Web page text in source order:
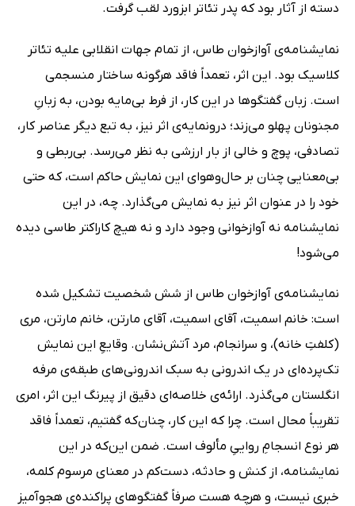
دسته از آثار بود که پدر تئاتر ابزورد لقب گرفت.
نمایشنامه‌ی آوازخوان طاس، از تمام جهات انقلابی علیه تئاتر
کلاسیک بود. این اثر، تعمداً فاقد هرگونه ساختار منسجمی
است. زبان گفتگوها در این کار، از فرط بی‌مایه بودن، به زبانِ
مجنونان پهلو می‌زند؛ درونمایه‌ی اثر نیز، به تبع دیگر عناصر کار،
تصادفی، پوچ و خالی از بار ارزشی به نظر می‌رسد. بی‌ربطی و
بی‌معنایی چنان بر حال‌وهوای این نمایش حاکم است، که حتی
خود را در عنوان اثر نیز به نمایش می‌گذارد. چه، در این
نمایشنامه نه آوازخوانی وجود دارد و نه هیچ کاراکتر طاسی دیده
می‌شود!
نمایشنامه‌ی آوازخوان طاس از شش شخصیت تشکیل شده
است: خانم اسمیت، آقای اسمیت، آقای مارتن، خانم مارتن، مری
(کلفتِ خانه)، و سرانجام، مرد آتش‌نشان. وقایعِ این نمایش
تک‌پرده‌ای در یک اندرونی به سبک اندرونی‌های طبقه‌ی مرفه
انگلستان می‌گذرد. ارائه‌ی خلاصه‌ای دقیق از پیرنگ این اثر، امری
تقریباً محال است. چرا که این کار، چنان‌که گفتیم، تعمداً فاقد
هر نوع انسجامِ رواییِ مألوف است. ضمن این‌که در این
نمایشنامه، از کنش و حادثه، دست‌کم در معنای مرسوم کلمه،
خبری نیست، و هرچه هست صرفاً گفتگوهای پراکنده‌ی هجوآمیز